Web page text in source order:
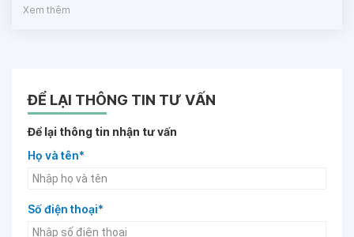
Xem thêm
ĐỂ LẠI THÔNG TIN TƯ VẤN
Để lại thông tin nhận tư vấn
Họ và tên*
Số điện thoại*